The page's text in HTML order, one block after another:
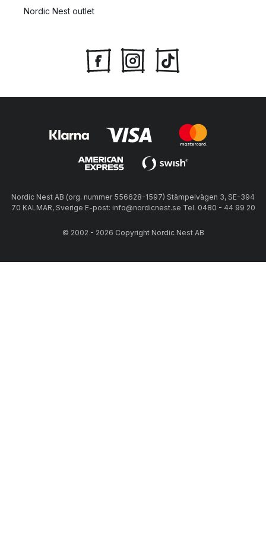
Nordic Nest outlet
Nordic Nest AB (org. nummer 556628-1597) Stämpelvägen 3, SE-394
70 KALMAR, Sverige E-post: info@nordicnest.se Tel. 0480 - 44 99 20
© 2002 - 2026 Copyright Nordic Nest AB